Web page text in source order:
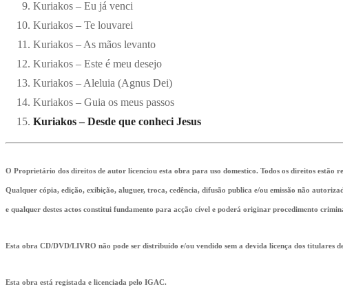
Kuriakos – Eu já venci
Kuriakos – Te louvarei
Kuriakos – As mãos levanto
Kuriakos – Este é meu desejo
Kuriakos – Aleluia (Agnus Dei)
Kuriakos – Guia os meus passos
Kuriakos – Desde que conheci Jesus
O Proprietário dos direitos de autor licenciou esta obra para uso domestico. Todos os direitos estão
Qualquer cópia, edição, exibição, aluguer, troca, cedência, difusão publica e/ou emissão não
e qualquer destes actos constitui fundamento para acção cível e poderá originar procedimento
Esta obra CD/DVD/LIVRO não pode ser distribuído e/ou vendido sem a devida licença dos titulares
Esta obra está registada e licenciada pelo IGAC.